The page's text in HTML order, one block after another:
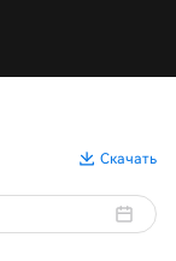
Скачать